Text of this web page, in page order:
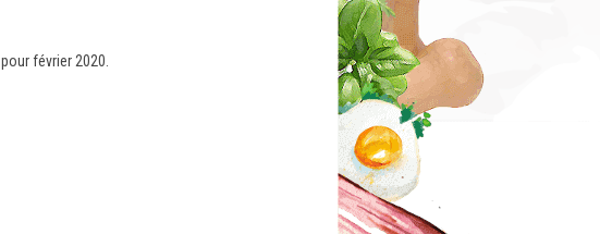
pour février 2020.